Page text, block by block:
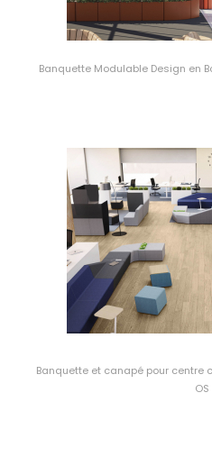
Banquette Modulable Design en
Banquette et canapé pour
OS